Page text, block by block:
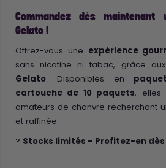
Commandez dès maintenant
Gelato !
Offrez-vous une expérience
sans nicotine ni tabac, grâce aux
Gelato. Disponibles en
cartouche de 10 paquets, elles
amateurs de chanvre recherchant
et raffinée.
? Stocks limités – Profitez-en dès